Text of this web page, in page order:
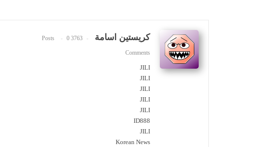
كريستين اسامة 3763 Posts
0
Comments
JILI
JILI
JILI
JILI
JILI
ID888
JILI
Korean News